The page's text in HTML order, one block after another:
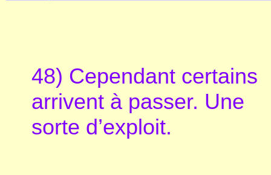
48) Cependant certains
arrivent à passer. Une
sorte d’exploit.